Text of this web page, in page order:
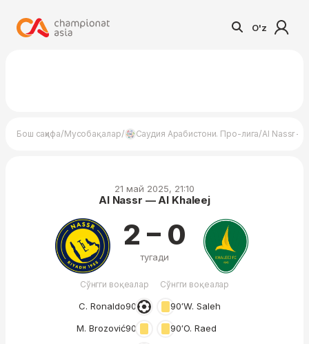
O'z
Бош саҳифа/Мусобақалар/ Саудия Арабистони. Про-лига/Al Nassr —
21 май 2025, 21:10
Al Nassr — Al Khaleej
Сўнгги воқеалар
C. Ronaldo90′
M. Brozović90′
2 – 0
тугади
Сўнгги воқеалар
90′W. Saleh
90′O. Raed